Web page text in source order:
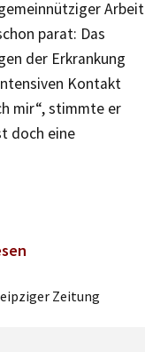
Arbeit
parat: Das
der Erkrankung
Kontakt
mir“, stimmte er
doch eine
Zeitung